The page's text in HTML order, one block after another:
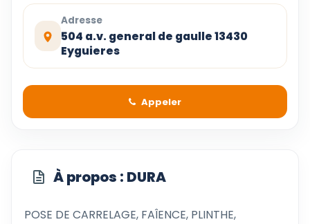
Adresse
504 a.v. general de gaulle 13430
Eyguieres
Appeler
À propos : DURA
POSE DE CARRELAGE, FAÎENCE, PLINTHE,